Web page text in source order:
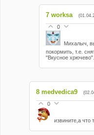
7 worksa
0
Михалыч,
покормить, т.е.
"Вкусное хрючево".
8 medvedica9
0
извините,а что